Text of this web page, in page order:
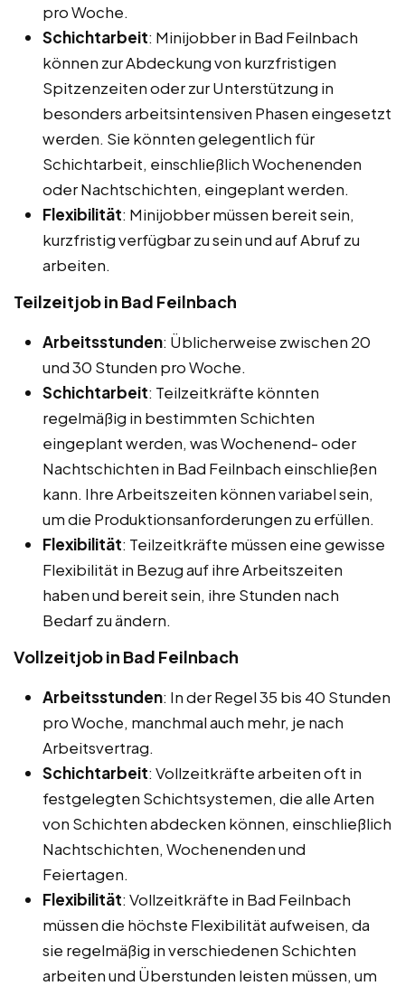
pro Woche.
Schichtarbeit: Minijobber in Bad Feilnbach
können zur Abdeckung von kurzfristigen
Spitzenzeiten oder zur Unterstützung in
besonders arbeitsintensiven Phasen eingesetzt
werden. Sie könnten gelegentlich für
Schichtarbeit, einschließlich Wochenenden
oder Nachtschichten, eingeplant werden.
Flexibilität: Minijobber müssen bereit sein,
kurzfristig verfügbar zu sein und auf Abruf zu
arbeiten.
Teilzeitjob in Bad Feilnbach
Arbeitsstunden: Üblicherweise zwischen 20
und 30 Stunden pro Woche.
Schichtarbeit: Teilzeitkräfte könnten
regelmäßig in bestimmten Schichten
eingeplant werden, was Wochenend- oder
Nachtschichten in Bad Feilnbach einschließen
kann. Ihre Arbeitszeiten können variabel sein,
um die Produktionsanforderungen zu erfüllen.
Flexibilität: Teilzeitkräfte müssen eine gewisse
Flexibilität in Bezug auf ihre Arbeitszeiten
haben und bereit sein, ihre Stunden nach
Bedarf zu ändern.
Vollzeitjob in Bad Feilnbach
Arbeitsstunden: In der Regel 35 bis 40 Stunden
pro Woche, manchmal auch mehr, je nach
Arbeitsvertrag.
Schichtarbeit: Vollzeitkräfte arbeiten oft in
festgelegten Schichtsystemen, die alle Arten
von Schichten abdecken können, einschließlich
Nachtschichten, Wochenenden und
Feiertagen.
Flexibilität: Vollzeitkräfte in Bad Feilnbach
müssen die höchste Flexibilität aufweisen, da
sie regelmäßig in verschiedenen Schichten
arbeiten und Überstunden leisten müssen, um